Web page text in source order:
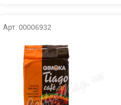
Арт. 00006932